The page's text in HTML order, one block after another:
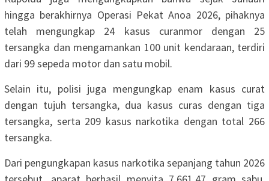
hingga berakhirnya Operasi Pekat Anoa 2026, pihaknya
telah mengungkap 24 kasus curanmor dengan 25
tersangka dan mengamankan 100 unit kendaraan, terdiri
dari 99 sepeda motor dan satu mobil.
Selain itu, polisi juga mengungkap enam kasus curat
dengan tujuh tersangka, dua kasus curas dengan tiga
tersangka, serta 209 kasus narkotika dengan total 266
tersangka.
Dari pengungkapan kasus narkotika sepanjang tahun 2026